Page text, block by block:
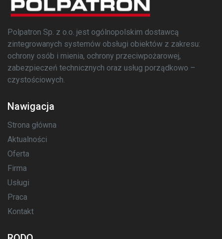
Polpatron Sp. z o.o. jest ogólnopolskim dostawcą
zintegrowanych systemów obsługi obiektów z zakresu:
ochrony osób i mienia, ochrony przeciwpożarowej,
zabezpieczeń technicznych oraz usług porządkowo –
czystościowych.
Nawigacja
Strona główna
Aktualności
Oferta
Firma
Usługi
Praca
Kontakt